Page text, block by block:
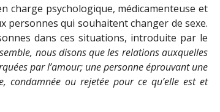
charge psychologique, médicamenteuse et
personnes qui souhaitent changer de sexe.
dans ces situations, introduite par le
nous disons que les relations auxquelles
par l’amour; une personne éprouvant une
condamnée ou rejetée pour ce qu’elle est et